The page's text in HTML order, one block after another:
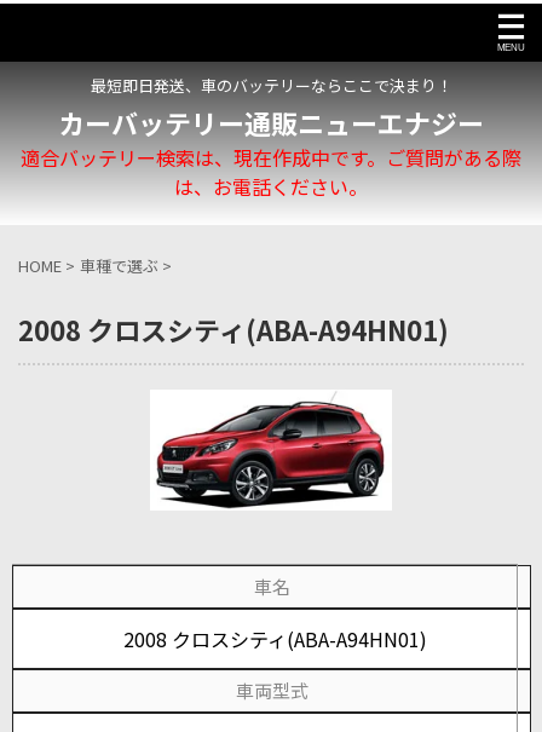
最短即日発送、車のバッテリーならここで決まり！
カーバッテリー通販ニューエナジー
適合バッテリー検索は、現在作成中です。ご質問がある際
は、お電話ください。
HOME > 車種で選ぶ >
2008 クロスシティ(ABA-A94HN01)
車名
2008 クロスシティ(ABA-A94HN01)
車両型式